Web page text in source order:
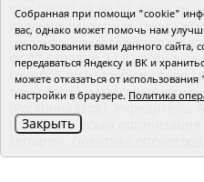
тел. (3452) 39-90-51.
издание «Интернет-газета
сегодня», свидетельство о
ФС77-64918 от 24.02.2016
службой по надзору в сфере
технологий и массовых
некоммерческая организация
Собранная при помощи "cookie"
вас, однако может помочь нам
использовании вами данного
передаваться Яндексу и ВК и
можете отказаться от
настройки в браузере. Политика
Закрыть